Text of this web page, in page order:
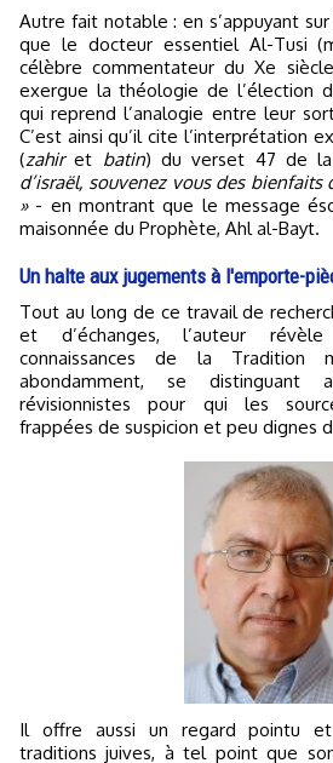
Autre fait notable : en s’appuyant
que le docteur essentiel Al-Tusi
célèbre commentateur du Xe
exergue la théologie de l’élection
qui reprend l’analogie entre leur
C’est ainsi qu’il cite l’interprétation
(zahiret batin) du verset 47 de
d’israël, souvenez vous des
»- en montrant que le message
maisonnée du Prophète, Ahl al-Bayt.
Un halte aux jugements à l'emporte-
Tout au long de ce travail de recherches, fruit de séminaires
et d’échanges, l’auteur
connaissances de la Tradition
abondamment, se distinguant
révisionnistes pour qui les
frappées de suspicion et peu dignes
Il offre aussi un regard pointu et comparatif avec les
traditions juives, à tel point que